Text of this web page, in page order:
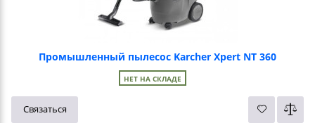
Промышленный пылесос Karcher Xpert NT 360
НЕТ НА СКЛАДЕ
Связаться